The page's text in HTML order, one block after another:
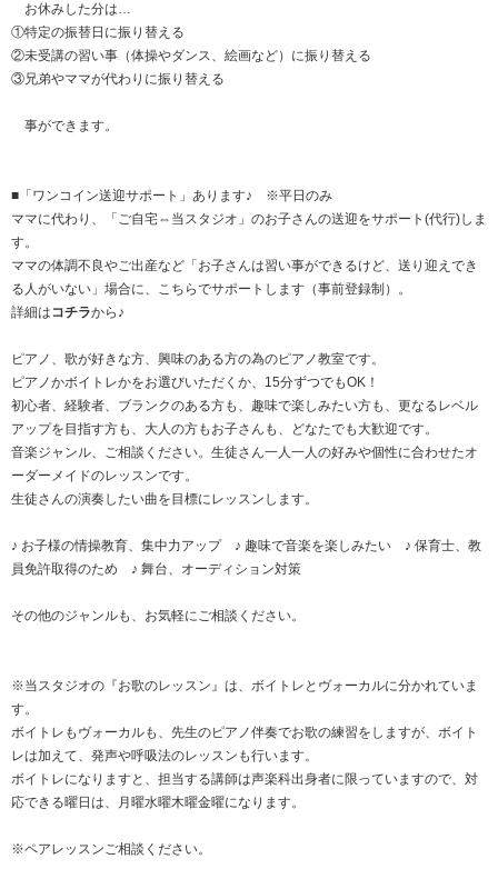
お休みした分は…
①特定の振替日に振り替える
②未受講の習い事（体操やダンス、絵画など）に振り替える
③兄弟やママが代わりに振り替える
事ができます。
■「ワンコイン送迎サポート」あります♪ ※平日のみ
ママに代わり、「ご自宅⇔当スタジオ」のお子さんの送迎をサポート(代行)しま
す。
ママの体調不良やご出産など「お子さんは習い事ができるけど、送り迎えでき
る人がいない」場合に、こちらでサポートします（事前登録制）。
詳細はコチラから♪
ピアノ、歌が好きな方、興味のある方の為のピアノ教室です。
ピアノかボイトレかをお選びいただくか、15分ずつでもOK！
初心者、経験者、ブランクのある方も、趣味で楽しみたい方も、更なるレベル
アップを目指す方も、大人の方もお子さんも、どなたでも大歓迎です。
音楽ジャンル、ご相談ください。生徒さん一人一人の好みや個性に合わせたオ
ーダーメイドのレッスンです。
生徒さんの演奏したい曲を目標にレッスンします。
♪ お子様の情操教育、集中力アップ ♪ 趣味で音楽を楽しみたい ♪ 保育士、教
員免許取得のため ♪ 舞台、オーディション対策
その他のジャンルも、お気軽にご相談ください。
※当スタジオの『お歌のレッスン』は、ボイトレとヴォーカルに分かれていま
す。
ボイトレもヴォーカルも、先生のピアノ伴奏でお歌の練習をしますが、ボイト
レは加えて、発声や呼吸法のレッスンも行います。
ボイトレになりますと、担当する講師は声楽科出身者に限っていますので、対
応できる曜日は、月曜水曜木曜金曜になります。
※ペアレッスンご相談ください。